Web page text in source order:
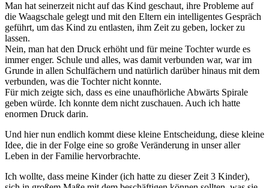
Man hat seinerzeit nicht auf das Kind geschaut, ihre Probleme auf
die Waagschale gelegt und mit den Eltern ein intelligentes Gespräch
geführt, um das Kind zu entlasten, ihm Zeit zu geben, locker zu
lassen.
Nein, man hat den Druck erhöht und für meine Tochter wurde es
immer enger. Schule und alles, was damit verbunden war, war im
Grunde in allen Schulfächern und natürlich darüber hinaus mit dem
verbunden, was die Tochter nicht konnte.
Für mich zeigte sich, dass es eine unaufhörliche Abwärts Spirale
geben würde. Ich konnte dem nicht zuschauen. Auch ich hatte
enormen Druck darin.
Und hier nun endlich kommt diese kleine Entscheidung, diese kleine
Idee, die in der Folge eine so große Veränderung in unser aller
Leben in der Familie hervorbrachte.
Ich wollte, dass meine Kinder (ich hatte zu dieser Zeit 3 Kinder),